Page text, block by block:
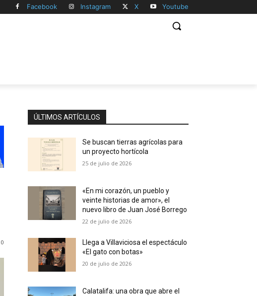
Facebook Instagram X Youtube
0
ÚLTIMOS ARTÍCULOS
Se buscan tierras agrícolas para
un proyecto hortícola
25 de julio de 2026
«En mi corazón, un pueblo y
veinte historias de amor», el
nuevo libro de Juan José Borrego
22 de julio de 2026
Llega a Villaviciosa el espectáculo
«El gato con botas»
20 de julio de 2026
Calatalifa: una obra que abre el